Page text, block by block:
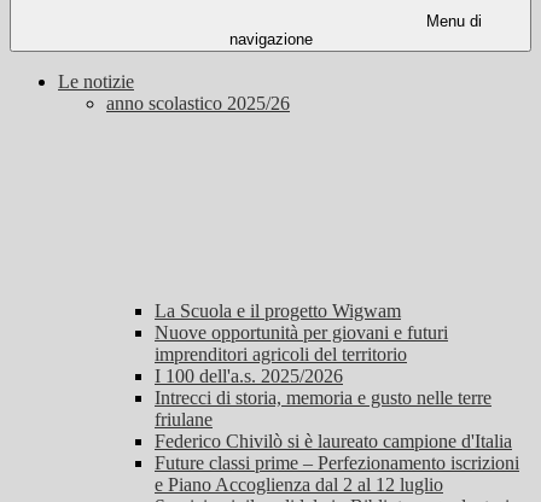
Menu di
navigazione
Le notizie
anno scolastico 2025/26
La Scuola e il progetto Wigwam
Nuove opportunità per giovani e futuri
imprenditori agricoli del territorio
I 100 dell'a.s. 2025/2026
Intrecci di storia, memoria e gusto nelle terre
friulane
Federico Chivilò si è laureato campione d'Italia
Future classi prime – Perfezionamento iscrizioni
e Piano Accoglienza dal 2 al 12 luglio